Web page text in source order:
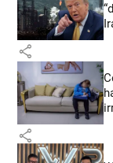
share
share